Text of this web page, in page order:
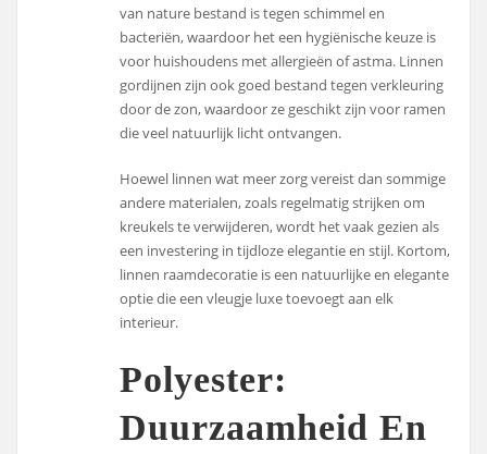
van nature bestand is tegen schimmel en
bacteriën, waardoor het een hygiënische keuze is
voor huishoudens met allergieën of astma. Linnen
gordijnen zijn ook goed bestand tegen verkleuring
door de zon, waardoor ze geschikt zijn voor ramen
die veel natuurlijk licht ontvangen.
Hoewel linnen wat meer zorg vereist dan sommige
andere materialen, zoals regelmatig strijken om
kreukels te verwijderen, wordt het vaak gezien als
een investering in tijdloze elegantie en stijl. Kortom,
linnen raamdecoratie is een natuurlijke en elegante
optie die een vleugje luxe toevoegt aan elk
interieur.
Polyester:
Duurzaamheid En